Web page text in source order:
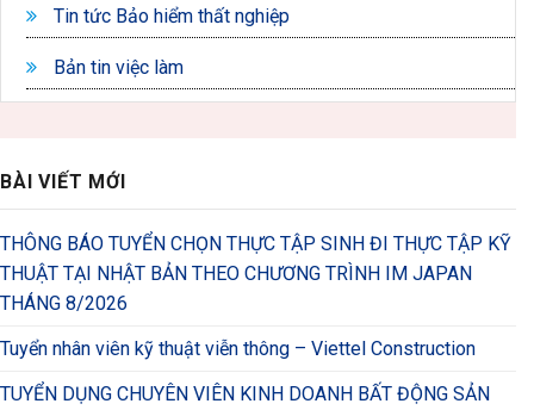
Tin tức Bảo hiểm thất nghiệp
Bản tin việc làm
BÀI VIẾT MỚI
THÔNG BÁO TUYỂN CHỌN THỰC TẬP SINH ĐI THỰC TẬP KỸ
THUẬT TẠI NHẬT BẢN THEO CHƯƠNG TRÌNH IM JAPAN
THÁNG 8/2026
Tuyển nhân viên kỹ thuật viễn thông – Viettel Construction
TUYỂN DỤNG CHUYÊN VIÊN KINH DOANH BẤT ĐỘNG SẢN